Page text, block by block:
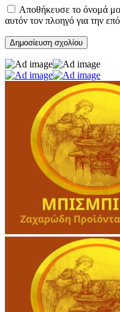
Αποθήκευσε το όνομά
αυτόν τον πλοηγό για την